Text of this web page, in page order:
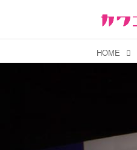
HOME